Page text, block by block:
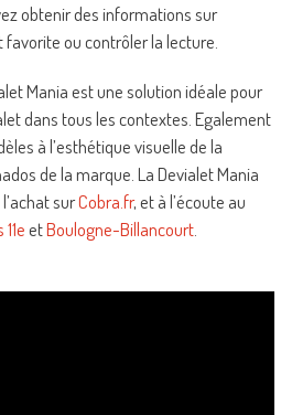
obtenir des informations sur
ou contrôler la lecture.
Mania est une solution idéale pour
dans tous les contextes. Egalement
à l’esthétique visuelle de la
de la marque. La Devialet Mania
surCobra.fr, et à l’écoute au
etBoulogne-Billancourt.